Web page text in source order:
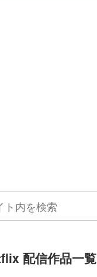
配信作品一覧